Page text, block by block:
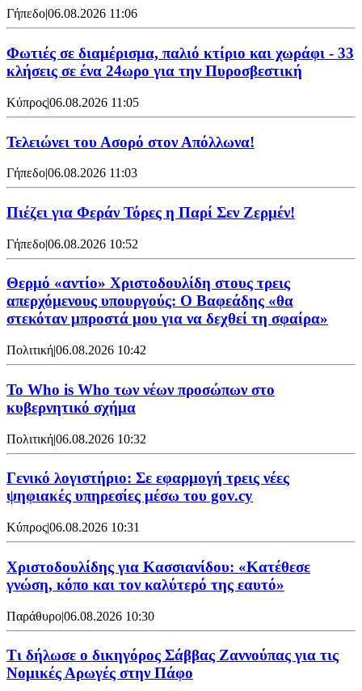
Γήπεδο|06.08.2026 11:06
Φωτιές σε διαμέρισμα, παλιό κτίριο και χωράφι - 33
κλήσεις σε ένα 24ωρο για την Πυροσβεστική
Κύπρος|06.08.2026 11:05
Τελειώνει του Ασορό στον Απόλλωνα!
Γήπεδο|06.08.2026 11:03
Πιέζει για Φεράν Τόρες η Παρί Σεν Ζερμέν!
Γήπεδο|06.08.2026 10:52
Θερμό «αντίο» Χριστοδουλίδη στους τρεις
απερχόμενους υπουργούς: Ο Βαφεάδης «θα
στεκόταν μπροστά μου για να δεχθεί τη σφαίρα»
Πολιτική|06.08.2026 10:42
Το Who is Who των νέων προσώπων στο
κυβερνητικό σχήμα
Πολιτική|06.08.2026 10:32
Γενικό λογιστήριο: Σε εφαρμογή τρεις νέες
ψηφιακές υπηρεσίες μέσω του gov.cy
Κύπρος|06.08.2026 10:31
Χριστοδουλίδης για Κασσιανίδου: «Κατέθεσε
γνώση, κόπο και τον καλύτερό της εαυτό»
Παράθυρο|06.08.2026 10:30
Τι δήλωσε ο δικηγόρος Σάββας Ζαννούπας για τις
Νομικές Αρωγές στην Πάφο